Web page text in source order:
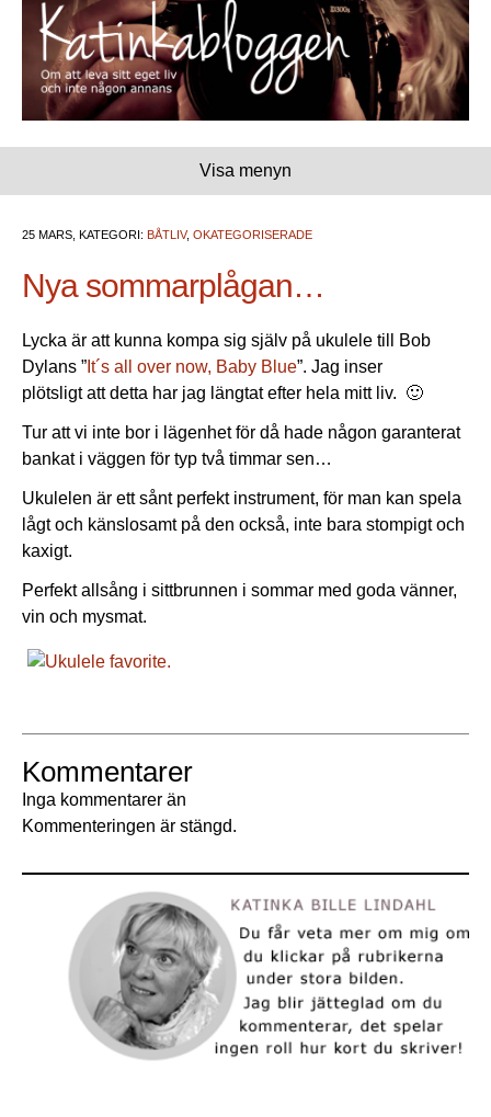
Visa menyn
25 MARS, KATEGORI: BÅTLIV, OKATEGORISERADE
Nya sommarplågan…
Lycka är att kunna kompa sig själv på ukulele till Bob
Dylans ” It´s all over now, Baby Blue”. Jag inser
plötsligt att detta har jag längtat efter hela mitt liv. 🙂
Tur att vi inte bor i lägenhet för då hade någon garanterat
bankat i väggen för typ två timmar sen…
Ukulelen är ett sånt perfekt instrument, för man kan spela
lågt och känslosamt på den också, inte bara stompigt och
kaxigt.
Perfekt allsång i sittbrunnen i sommar med goda vänner,
vin och mysmat.
Kommentarer
Inga kommentarer än
Kommenteringen är stängd.